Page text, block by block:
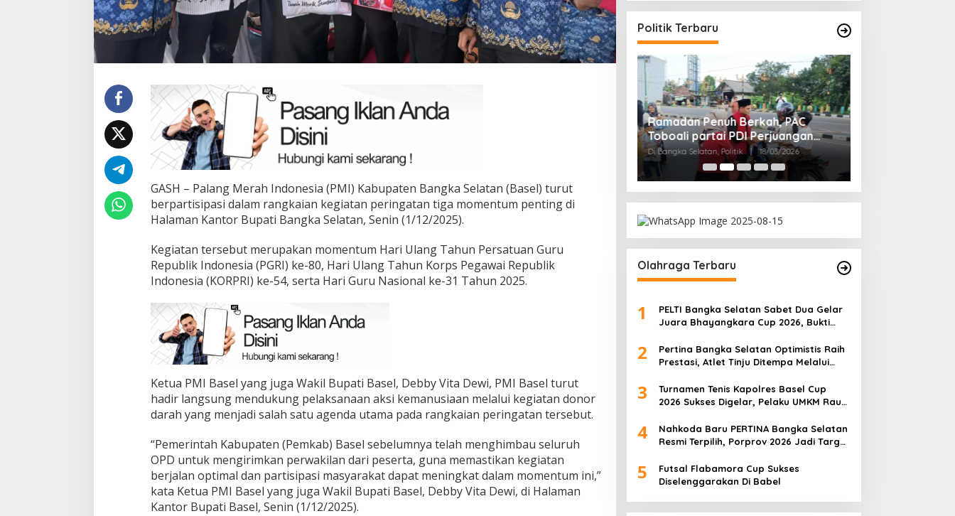
GASH – Palang Merah Indonesia (PMI) Kabupaten Bangka Selatan (Basel) turut
berpartisipasi dalam rangkaian kegiatan peringatan tiga momentum penting di
Halaman Kantor Bupati Bangka Selatan, Senin (1/12/2025).
Kegiatan tersebut merupakan momentum Hari Ulang Tahun Persatuan Guru
Republik Indonesia (PGRI) ke-80, Hari Ulang Tahun Korps Pegawai Republik
Indonesia (KORPRI) ke-54, serta Hari Guru Nasional ke-31 Tahun 2025.
Ketua PMI Basel yang juga Wakil Bupati Basel, Debby Vita Dewi, PMI Basel turut
hadir langsung mendukung pelaksanaan aksi kemanusiaan melalui kegiatan donor
darah yang menjadi salah satu agenda utama pada rangkaian peringatan tersebut.
“Pemerintah Kabupaten (Pemkab) Basel sebelumnya telah menghimbau seluruh
OPD untuk mengirimkan perwakilan dari peserta, guna memastikan kegiatan
berjalan optimal dan partisipasi masyarakat dapat meningkat dalam momentum ini,”
kata Ketua PMI Basel yang juga Wakil Bupati Basel, Debby Vita Dewi, di Halaman
Kantor Bupati Basel, Senin (1/12/2025).
Politik Terbaru
Terpilih di Musda VI, Rina Tarol
Ramadan Penuh Berkah, PAC
Toboali partai PDI Perjuangan
Bagikan Takjil
Di Bangka Selatan, Politik | 18/03/2026
Olahraga Terbaru
1
PELTI Bangka Selatan Sabet Dua Gelar
Juara Bhayangkara Cup 2026, Bukti
2
Pertina Bangka Selatan Optimistis Raih
Prestasi, Atlet Tinju Ditempa Melalui
3
Turnamen Tenis Kapolres Basel Cup
2026 Sukses Digelar, Pelaku UMKM Raup
4
Nahkoda Baru PERTINA Bangka Selatan
Resmi Terpilih, Porprov 2026 Jadi Target
5
Futsal Flabamora Cup Sukses
Diselenggarakan Di Babel